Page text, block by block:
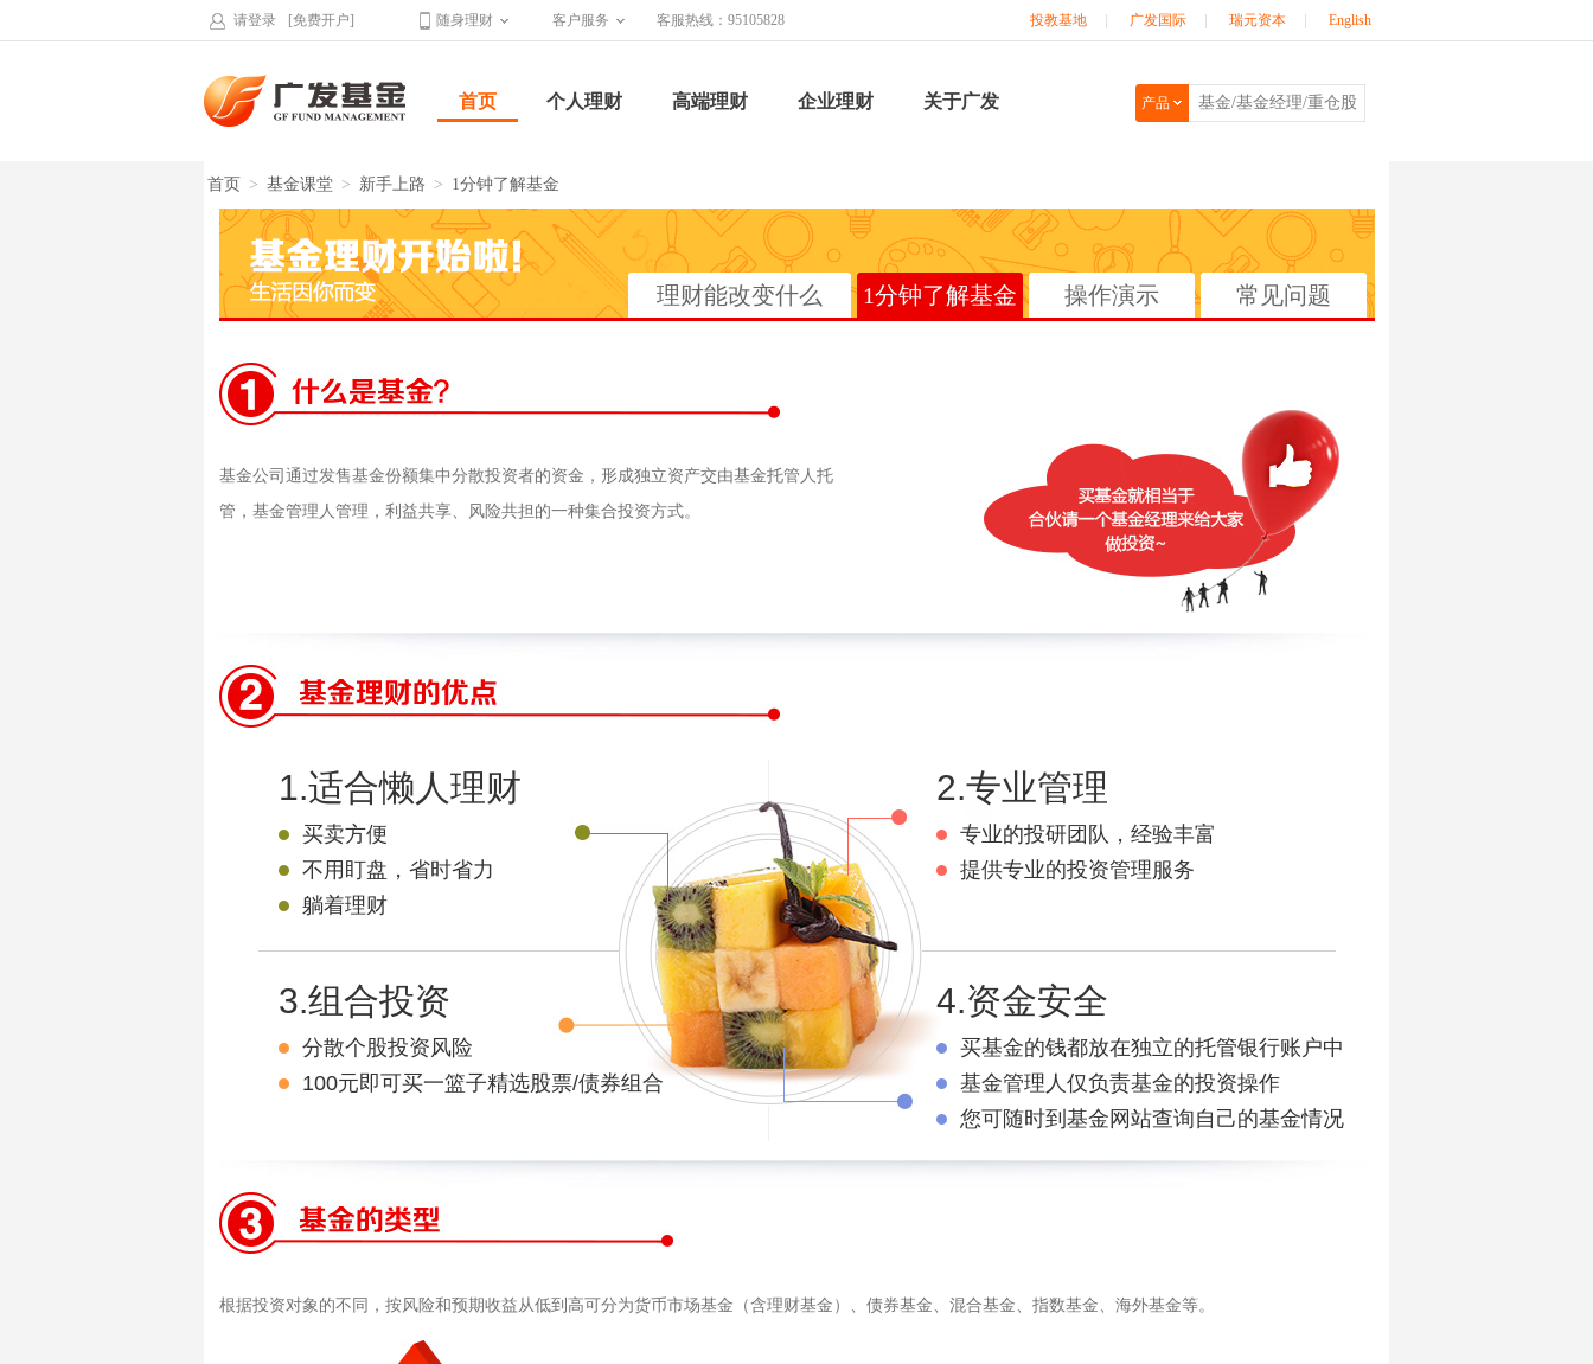
请登录 [免费开户] 随身理财 客户服务 客服热线：95105828 投教基地 广发国际 瑞元资本 English
首页 个人理财 高端理财 企业理财 关于广发 产品
首页 > 基金课堂 > 新手上路 > 1分钟了解基金
理财能改变什么 1分钟了解基金 操作演示 常见问题
基金公司通过发售基金份额集中分散投资者的资金，形成独立资产交由基金托管人托
管，基金管理人管理，利益共享、风险共担的一种集合投资方式。
1.适合懒人理财
买卖方便
不用盯盘，省时省力
躺着理财
2.专业管理
专业的投研团队，经验丰富
提供专业的投资管理服务
3.组合投资
分散个股投资风险
100元即可买一篮子精选股票/债券组合
4.资金安全
买基金的钱都放在独立的托管银行账户中
基金管理人仅负责基金的投资操作
您可随时到基金网站查询自己的基金情况
根据投资对象的不同，按风险和预期收益从低到高可分为货币市场基金（含理财基金）、债券基金、混合基金、指数基金、海外基金等。